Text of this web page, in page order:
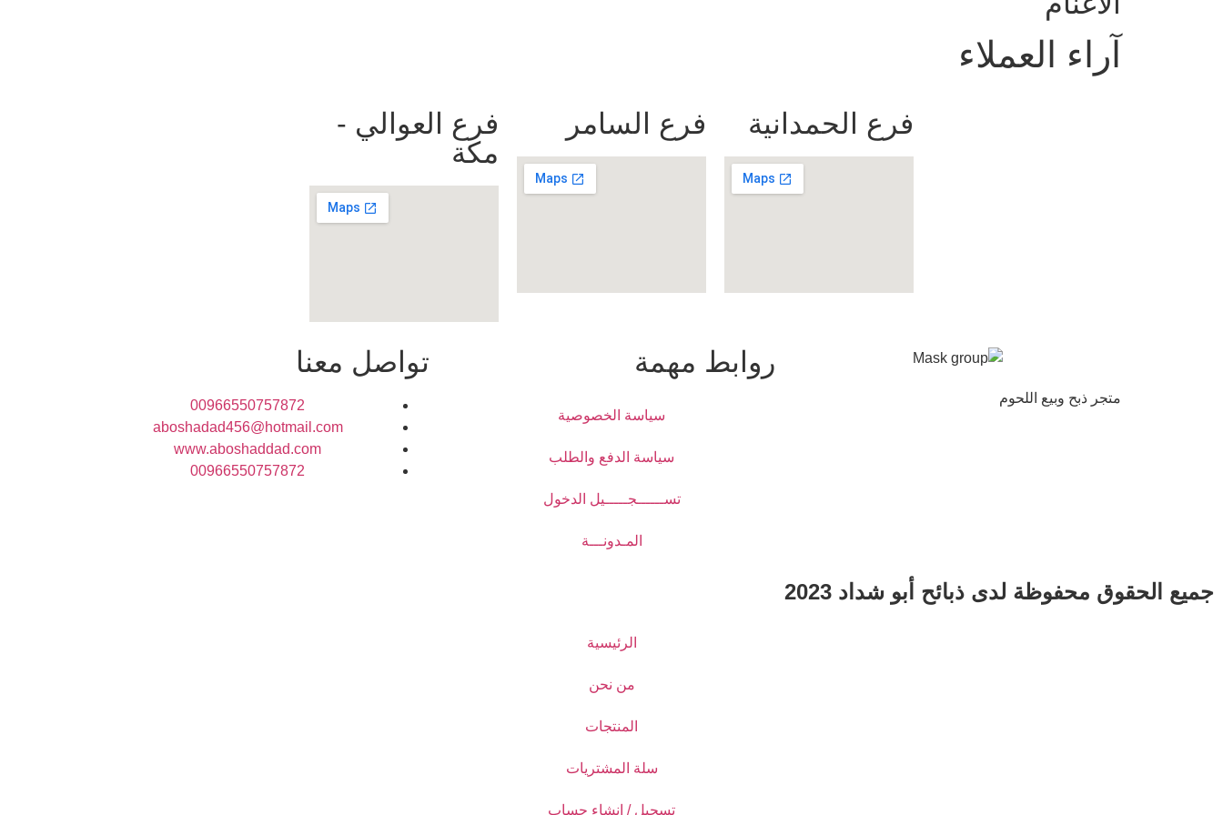
آراء العملاء
فرع الحمدانية فرع السامر
فرع العوالي -
مكة
متجر ذبح وبيع اللحوم
روابط مهمة
سياسة الخصوصية
سياسة الدفع والطلب
تســــــجـــــيل الدخول
المـدونـــة
تواصل معنا
00966550757872
aboshadad456@hotmail.com
www.aboshaddad.com
00966550757872
جميع الحقوق محفوظة لدى ذبائح أبو شداد 2023
الرئيسية
من نحن
المنتجات
سلة المشتريات
تسجيل / انشاء حساب